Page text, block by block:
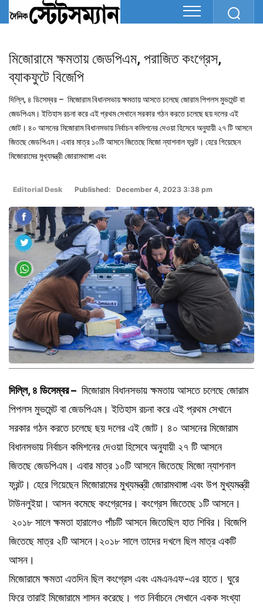
মিজোরামে ক্ষমতায় জেডপিএম, পরাজিত কংগ্রেস,
ব্যাকফুটে বিজেপি
দিল্লি, ৪ ডিসেম্বর – মিজোরাম বিধানসভায় ক্ষমতায় আসতে চলেছে জোরাম পিপলস মুভমেন্ট বা
জেডপিএম। ইতিহাস রচনা করে এই প্রথম সেখানে সরকার গঠন করতে চলেছে ছয় দলের এই
জোট। ৪০ আসনের মিজোরাম বিধানসভায় নির্বাচন কমিশনের দেওয়া হিসেবে অনুযায়ী ২৭ টি আসনে
জিতছে জেডপিএম। এবার মাত্র ১০টি আসনে জিতেছে মিজো ন্যাশনাল ফ্রন্ট। হেরে গিয়েছেন
মিজোরামের মুখ্যমন্ত্রী জোরামথাঙ্গা এবং
Editorial Desk Published: December 4, 2023 3:38 pm
দিল্লি, ৪ ডিসেম্বর – মিজোরাম বিধানসভায় ক্ষমতায় আসতে চলেছে জোরাম
পিপলস মুভমেন্ট বা জেডপিএম। ইতিহাস রচনা করে এই প্রথম সেখানে
সরকার গঠন করতে চলেছে ছয় দলের এই জোট। ৪০ আসনের মিজোরাম
বিধানসভায় নির্বাচন কমিশনের দেওয়া হিসেবে অনুযায়ী ২৭ টি আসনে
জিতছে জেডপিএম। এবার মাত্র ১০টি আসনে জিতেছে মিজো ন্যাশনাল
ফ্রন্ট। হেরে গিয়েছেন মিজোরামের মুখ্যমন্ত্রী জোরামথাঙ্গা এবং উপ মুখ্যমন্ত্রী
টাউনলুইয়া। আসন কমেছে কংগ্রেসের। কংগ্রেস জিতেছে ১টি আসনে।
২০১৮ সালে ক্ষমতা হারালেও পাঁচটি আসনে জিতেছিল হাত শিবির। বিজেপি
জিতেছে মাত্র ২টি আসনে।২০১৮ সালে তাদের দখলে ছিল মাত্র একটি
আসন।
মিজোরামে ক্ষমতা এতদিন ছিল কংগ্রেস এবং এমএনএফ-এর হাতে। ঘুরে
ফিরে তারাই মিজোরামে শাসন করেছে। গত নির্বাচনে সেখানে একক সংখ্যা